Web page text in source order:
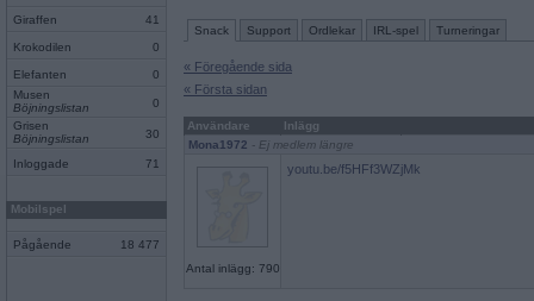
Giraffen 41
Krokodilen 0
Elefanten
0
Musen
Böjningslistan
0
Grisen
Böjningslistan
30
Inloggade 71
Mobilspel
Pågående 18 477
Snack Support Ordlekar IRL-spel Turneringar
« Föregående sida
« Första sidan
Användare
Inlägg
Mona1972 - Ej medlem längre
Antal inlägg: 790
youtu.be/f5HFf3WZjMk